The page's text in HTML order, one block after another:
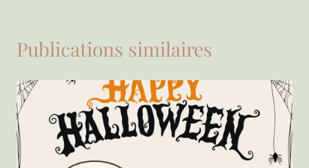
Publications similaires